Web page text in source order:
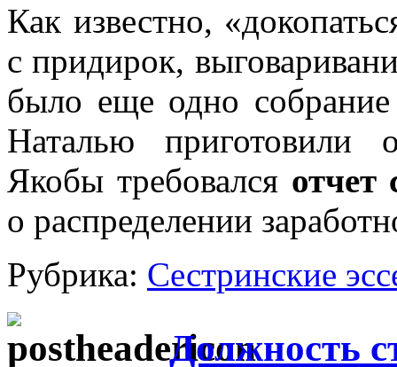
Как известно,
с придирок,
было еще одно
Наталью приготовили
Якобы требовался отчет
о распределении
Рубрика: Сестринские
Должность